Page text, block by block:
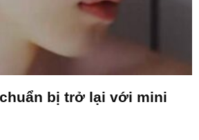
bị trở lại với mini